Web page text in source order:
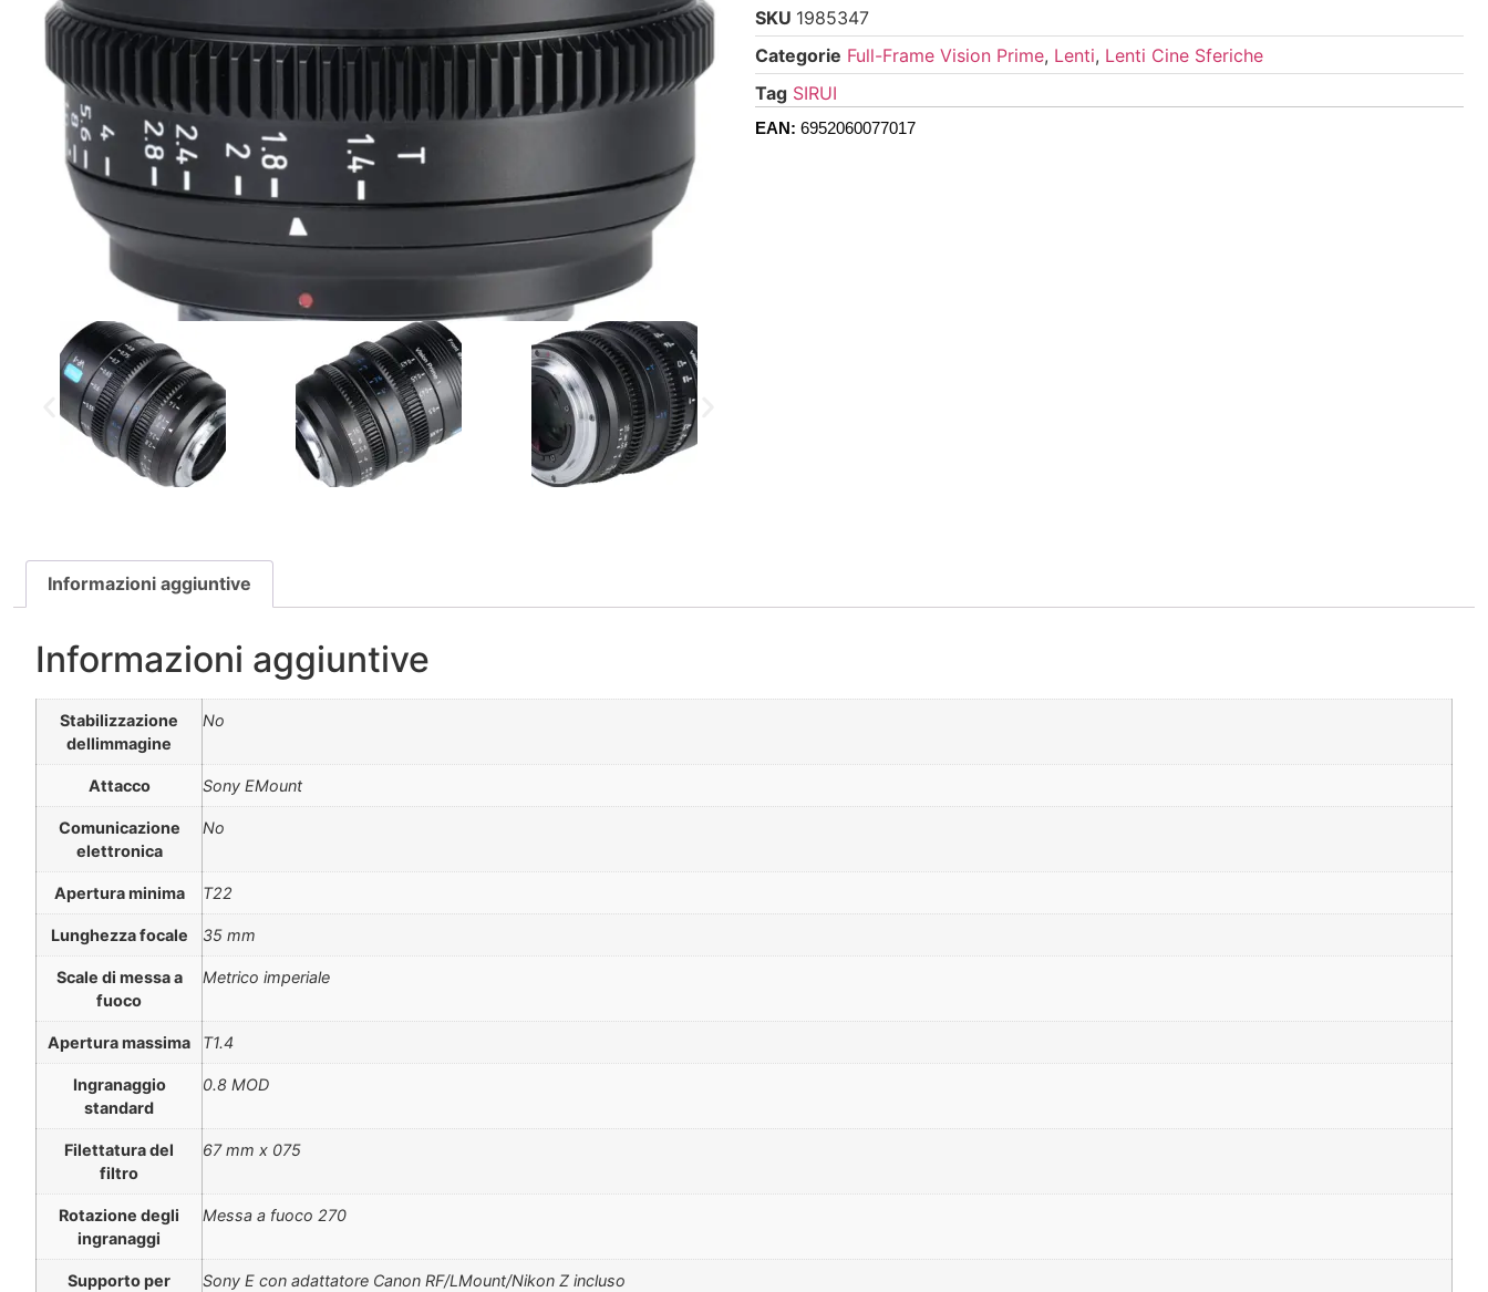
SKU 1985347
Categorie Full-Frame Vision Prime, Lenti, Lenti Cine Sferiche
Tag SIRUI
EAN: 6952060077017
Informazioni aggiuntive
Informazioni aggiuntive
Stabilizzazione
dellimmagine
No
Attacco Sony EMount
Comunicazione
elettronica
No
Apertura minima T22
Lunghezza focale 35 mm
Scale di messa a
fuoco
Metrico imperiale
Apertura massima T1.4
Ingranaggio
standard
0.8 MOD
Filettatura del
filtro
67 mm x 075
Rotazione degli
ingranaggi
Messa a fuoco 270
Supporto per
Sony E con adattatore Canon RF/LMount/Nikon Z incluso